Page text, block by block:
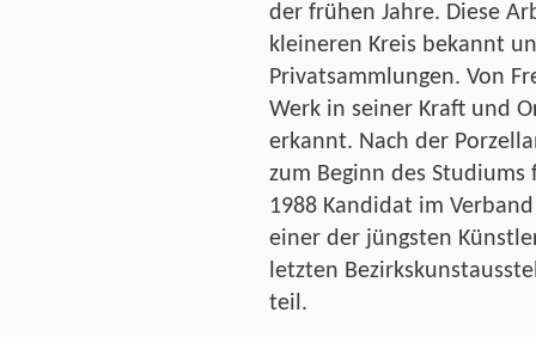
der frühen Jahre. Diese
kleineren Kreis bekannt
Privatsammlungen. Von
Werk in seiner Kraft und
erkannt. Nach der
zum Beginn des
1988 Kandidat im
einer der jüngsten
letzten
teil.